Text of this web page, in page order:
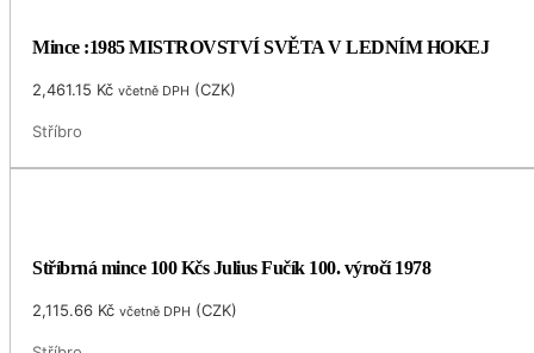
Mince :1985 MISTROVSTVÍ SVĚTA V LEDNÍM HOKEJ
2,461.15 Kč včetně DPH (CZK)
Stříbro
Stříbrná mince 100 Kčs Julius Fučík 100. výročí 1978
2,115.66 Kč včetně DPH (CZK)